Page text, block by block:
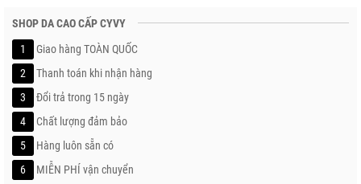
SHOP DA CAO CẤP CYVY
1
Giao hàng TOÀN QUỐC
2
Thanh toán khi nhận hàng
3
Đổi trả trong 15 ngày
4
Chất lượng đảm bảo
5
Hàng luôn sẵn có
6
MIỄN PHÍ vận chuyển